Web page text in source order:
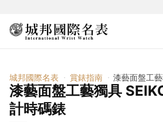
城邦國際名表 賞錶指南 漆藝面盤工藝獨
漆藝面盤工藝獨具
計時碼錶